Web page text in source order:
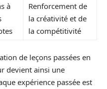
à
Renforcement de
la créativité et de
la compétitivité
de leçons passées en
devient ainsi une
expérience passée est